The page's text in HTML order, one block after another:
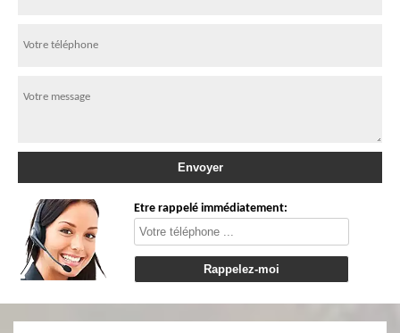
Etre rappelé immédiatement: